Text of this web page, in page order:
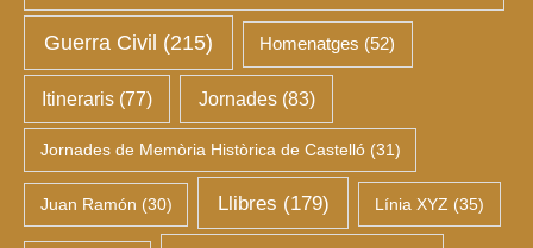
Guerra Civil (215) Homenatges (52)
Itineraris (77) Jornades(83)
Jornades de Memòria Històrica de Castelló(31)
Juan Ramón (30) Llibres (179) Línia XYZ (35)